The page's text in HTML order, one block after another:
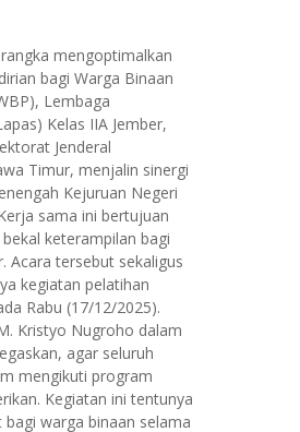
mengoptimalkan
bagi Warga Binaan
Lembaga
Kelas IIA Jember,
Jenderal
Timur, menjalin sinergi
Kejuruan Negeri
sama ini bertujuan
keterampilan bagi
Acara tersebut sekaligus
kegiatan pelatihan
Rabu (17/12/2025).
Kristyo Nugroho dalam
agar seluruh
mengikuti program
Kegiatan ini tentunya
warga binaan selama